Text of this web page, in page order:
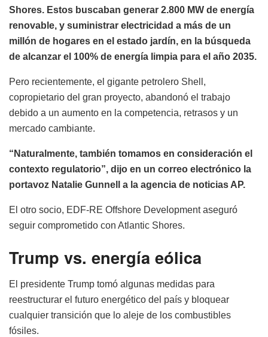
Shores. Estos buscaban generar 2.800 MW de energía
renovable, y suministrar electricidad a más de un
millón de hogares en el estado jardín, en la búsqueda
de alcanzar el 100% de energía limpia para el año 2035.
Pero recientemente, el gigante petrolero Shell,
copropietario del gran proyecto, abandonó el trabajo
debido a un aumento en la competencia, retrasos y un
mercado cambiante.
“Naturalmente, también tomamos en consideración el
contexto regulatorio”, dijo en un correo electrónico la
portavoz Natalie Gunnell a la agencia de noticias AP.
El otro socio, EDF-RE Offshore Development aseguró
seguir comprometido con Atlantic Shores.
Trump vs. energía eólica
El presidente Trump tomó algunas medidas para
reestructurar el futuro energético del país y bloquear
cualquier transición que lo aleje de los combustibles
fósiles.